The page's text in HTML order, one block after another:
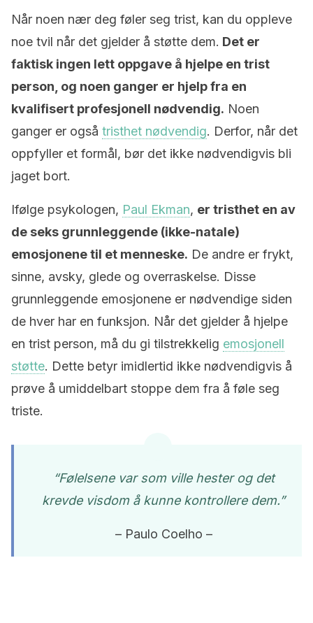
Når noen nær deg føler seg trist, kan du oppleve
noe tvil når det gjelder å støtte dem. Det er
faktisk ingen lett oppgave å hjelpe en trist
person, og noen ganger er hjelp fra en
kvalifisert profesjonell nødvendig. Noen
ganger er også tristhet nødvendig. Derfor, når det
oppfyller et formål, bør det ikke nødvendigvis bli
jaget bort.
Ifølge psykologen, Paul Ekman, er tristhet en av
de seks grunnleggende (ikke-natale)
emosjonene til et menneske. De andre er frykt,
sinne, avsky, glede og overraskelse. Disse
grunnleggende emosjonene er nødvendige siden
de hver har en funksjon. Når det gjelder å hjelpe
en trist person, må du gi tilstrekkelig emosjonell
støtte. Dette betyr imidlertid ikke nødvendigvis å
prøve å umiddelbart stoppe dem fra å føle seg
triste.
“Følelsene var som ville hester og det
krevde visdom å kunne kontrollere dem.”
– Paulo Coelho –